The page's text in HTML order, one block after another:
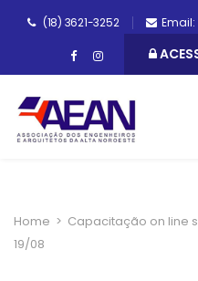
(18) 3621-3252
Home > Capacitação on line
19/08